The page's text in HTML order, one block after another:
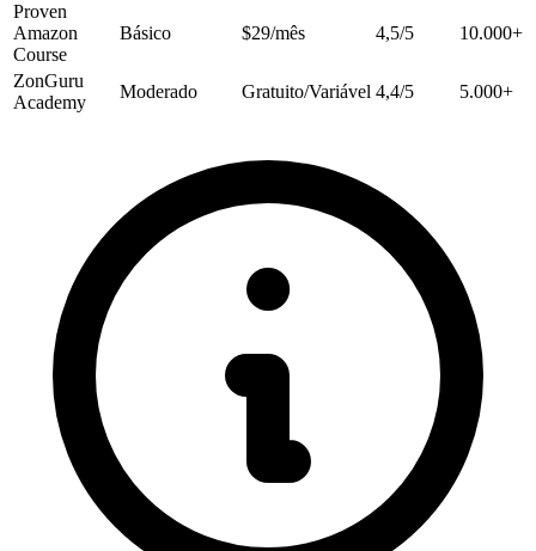
Proven
Amazon
Course
Básico $29/mês 4,5/5 10.000+
ZonGuru
Academy
Moderado Gratuito/Variável 4,4/5 5.000+